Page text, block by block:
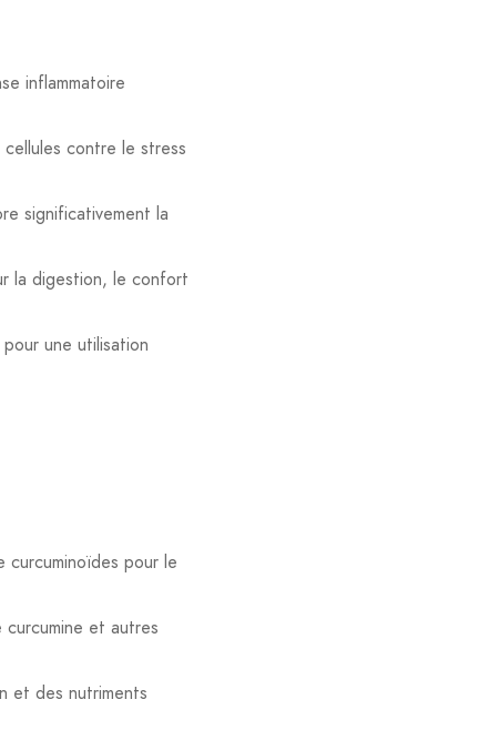
inflammatoire
contre le stress
significativement la
la digestion, le confort
une utilisation
pour le
et autres
et des nutriments